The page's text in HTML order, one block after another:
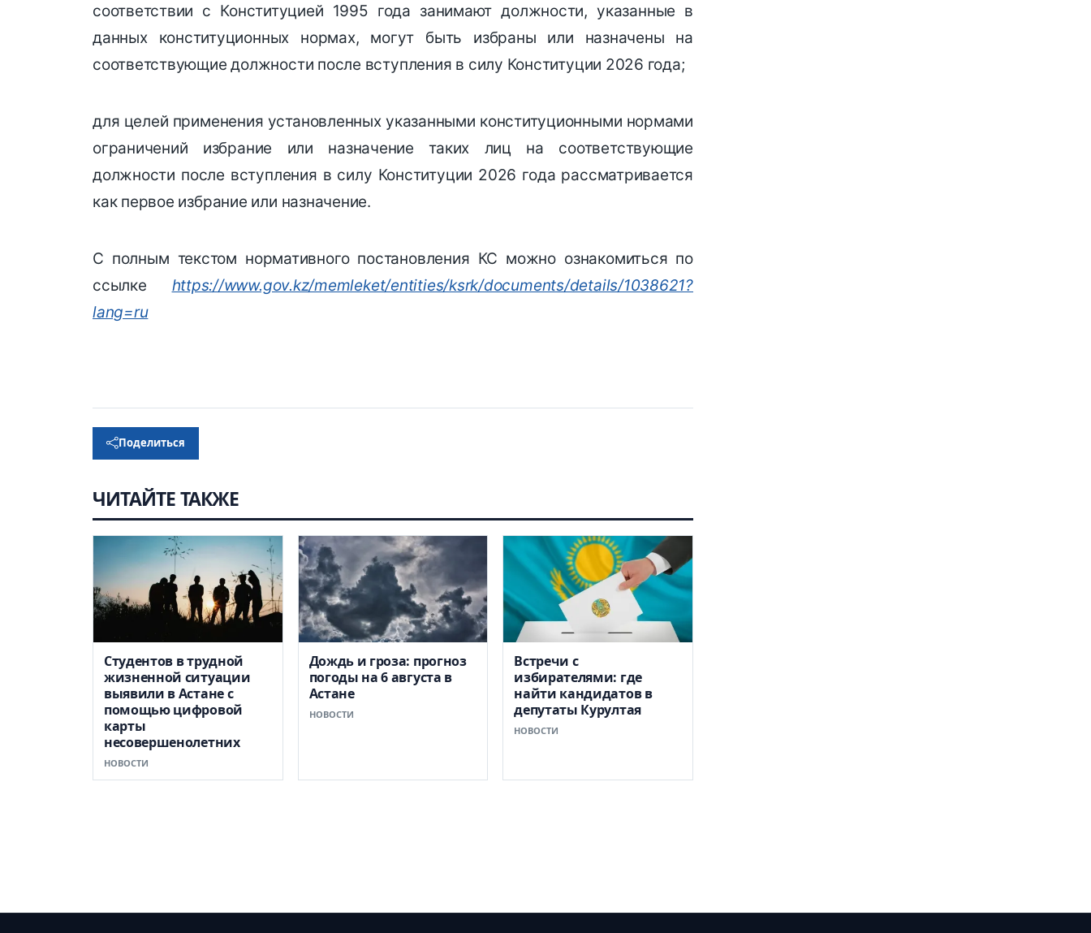
соответствии с Конституцией 1995 года занимают должности, указанные в
данных конституционных нормах, могут быть избраны или назначены на
соответствующие должности после вступления в силу Конституции 2026 года;
для целей применения установленных указанными конституционными нормами
ограничений избрание или назначение таких лиц на соответствующие
должности после вступления в силу Конституции 2026 года рассматривается
как первое избрание или назначение.
С полным текстом нормативного постановления КС можно ознакомиться по
ссылке https://www.gov.kz/memleket/entities/ksrk/documents/details/1038621?
lang=ru
Поделиться
ЧИТАЙТЕ ТАКЖЕ
Студентов в трудной
жизненной ситуации
выявили в Астане с
помощью цифровой
карты
несовершенолетних
НОВОСТИ
Дождь и гроза: прогноз
погоды на 6 августа в
Астане
НОВОСТИ
Встречи с
избирателями: где
найти кандидатов в
депутаты Курултая
НОВОСТИ